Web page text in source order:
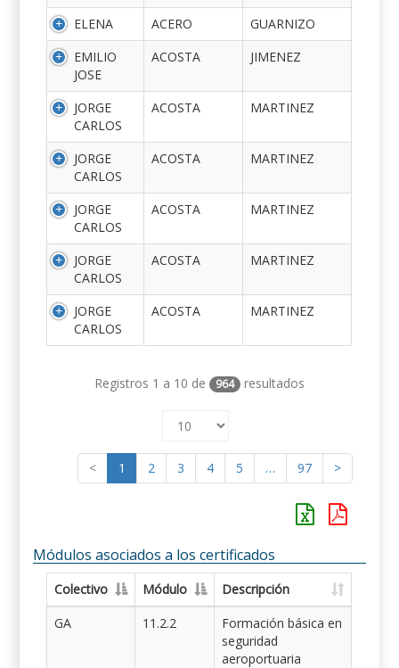
ELENA ACERO
GUARNIZO
EMILIO
JOSE
ACOSTA JIMENEZ
JORGE
CARLOS
ACOSTA MARTINEZ
JORGE
CARLOS
ACOSTA MARTINEZ
JORGE
CARLOS
ACOSTA MARTINEZ
JORGE
CARLOS
ACOSTA MARTINEZ
JORGE
CARLOS
ACOSTA MARTINEZ
Registros 1 a 10 de 964 resultados
< 1 2 3 4 5 … 97 >
Módulos asociados a los certificados
Colectivo Módulo
Descripción
GA
11.2.2
Formación básica en
seguridad
aeroportuaria